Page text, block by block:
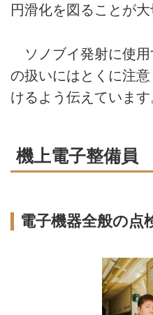
円滑化を図ることが大
ソノブイ発射に使用
の扱いにはとくに注
けるよう伝えています
機上電子整備員
電子機器全般の点